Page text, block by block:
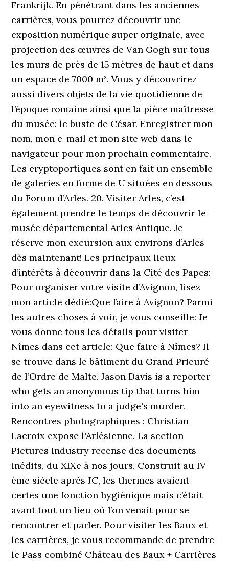
Frankrijk. En pénétrant dans les anciennes
carrières, vous pourrez découvrir une
exposition numérique super originale, avec
projection des œuvres de Van Gogh sur tous
les murs de près de 15 mètres de haut et dans
un espace de 7000 m². Vous y découvrirez
aussi divers objets de la vie quotidienne de
l’époque romaine ainsi que la pièce maîtresse
du musée: le buste de César. Enregistrer mon
nom, mon e-mail et mon site web dans le
navigateur pour mon prochain commentaire.
Les cryptoportiques sont en fait un ensemble
de galeries en forme de U situées en dessous
du Forum d’Arles. 20. Visiter Arles, c’est
également prendre le temps de découvrir le
musée départemental Arles Antique. Je
réserve mon excursion aux environs d’Arles
dès maintenant! Les principaux lieux
d’intérêts à découvrir dans la Cité des Papes:
Pour organiser votre visite d’Avignon, lisez
mon article dédié:Que faire à Avignon? Parmi
les autres choses à voir, je vous conseille: Je
vous donne tous les détails pour visiter
Nîmes dans cet article: Que faire à Nîmes? Il
se trouve dans le bâtiment du Grand Prieuré
de l’Ordre de Malte. Jason Davis is a reporter
who gets an anonymous tip that turns him
into an eyewitness to a judge's murder.
Rencontres photographiques : Christian
Lacroix expose l'Arlésienne. La section
Pictures Industry recense des documents
inédits, du XIXe à nos jours. Construit au IV
ème siècle après JC, les thermes avaient
certes une fonction hygiénique mais c’était
avant tout un lieu où l’on venait pour se
rencontrer et parler. Pour visiter les Baux et
les carrières, je vous recommande de prendre
le Pass combiné Château des Baux + Carrières